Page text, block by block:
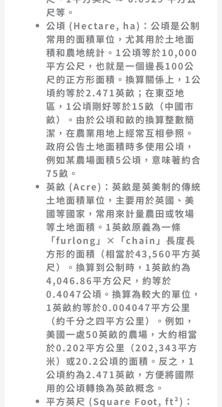
尺等。
公頃 (Hectare, ha) ：公頃是公制
常用的面積單位，尤其用於土地面
積和農地統計。 1公頃等於10,000
平方公尺 ，也就是一個邊長100公
尺的正方形面積。換算關係上， 1公
頃約等於2.471英畝 ；在東亞地
區，1公頃剛好等於15畝 （中國市
畝）。由於公頃和畝的換算整數簡
潔，在農業用地上經常互相參照。
政府公告土地面積時多使用公頃，
例如某農場面積5公頃，意味著約合
75畝。
英畝 (Acre) ：英畝是英美制的傳統
土地面積單位，主要用於英國、美
國等國家，常用來計量農田或牧場
等土地面積。1英畝原義為一條
「furlong」×「chain」長度長
方形的面積（相當於43,560平方英
尺）。換算到公制時， 1英畝約為
4,046.86平方公尺 ，約等於
0.4047公頃。換算為較大的單位，
1英畝約等於0.004047平方公里
（約千分之四平方公里）。例如，
美國一處50英畝的農場，大約相當
於0.202平方公里 （202,343平方
米）或20.2公頃的面積。反之， 1
公頃約為2.471英畝 ，方便將國際
用的公頃轉換為英畝概念。
平方英尺 (Square Foot, ft²) ：